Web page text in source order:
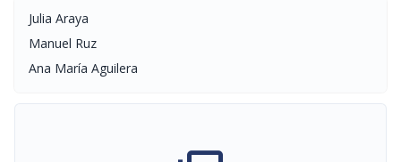
Julia Araya
Manuel Ruz
Ana María Aguilera